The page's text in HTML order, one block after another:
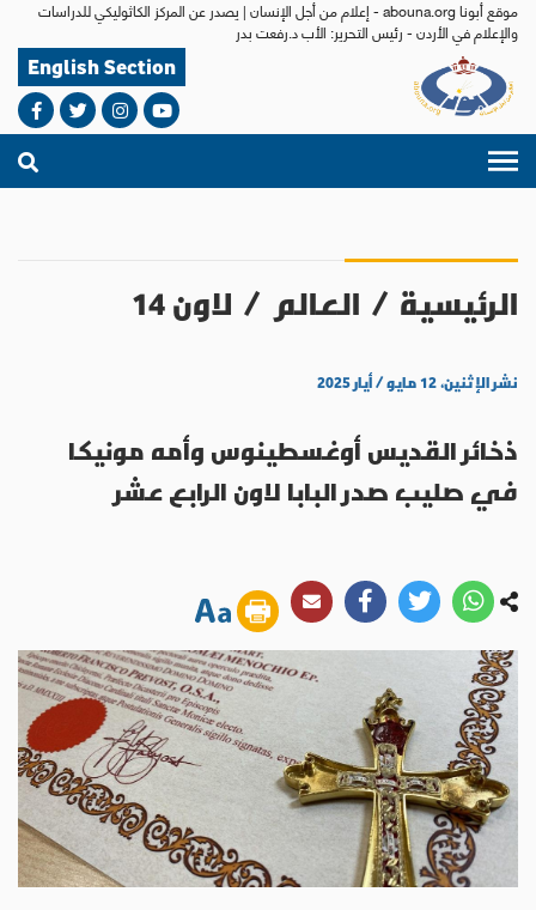
موقع أبونا abouna.org - إعلام من أجل الإنسان | يصدر عن المركز الكاثوليكي للدراسات
والإعلام في الأردن - رئيس التحرير: الأب د.رفعت بدر
English Section
الرئيسية / العالم / لاون 14
نشر الإثنين، ١٢ مايو / أيار ٢٠٢٥
ذخائر القديس أوغسطينوس وأمه مونيكا
في صليب صدر البابا لاون الرابع عشر